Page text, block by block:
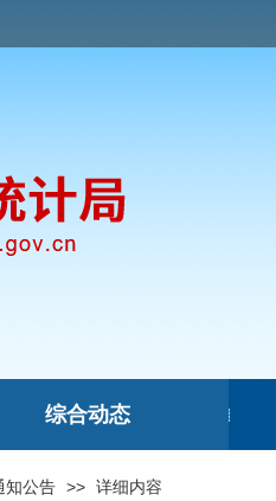
综合动态
知公告 >> 详细内容